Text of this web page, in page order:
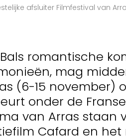
afsluiter Filmfestival van
romantische
mag
(6-15 november)
onder de
van Arras staan
Cafard en het